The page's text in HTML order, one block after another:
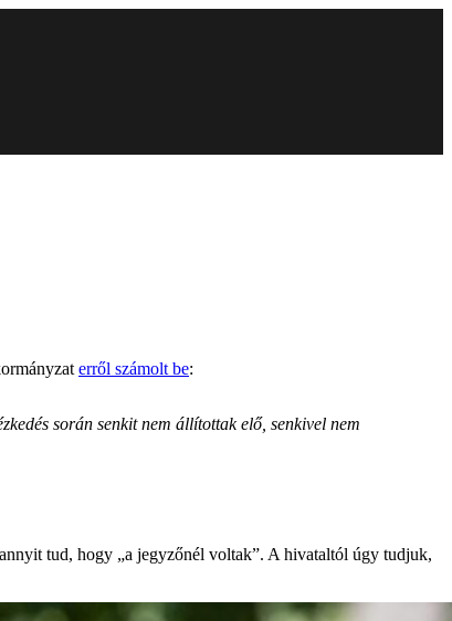
erről számolt be:
során senkit nem állítottak elő, senkivel nem
tud, hogy „a jegyzőnél voltak”. A hivataltól úgy tudjuk,